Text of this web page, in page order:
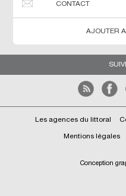
CONTACT
AJOUTER
Les agences du littoral
Mentions légales
Conception